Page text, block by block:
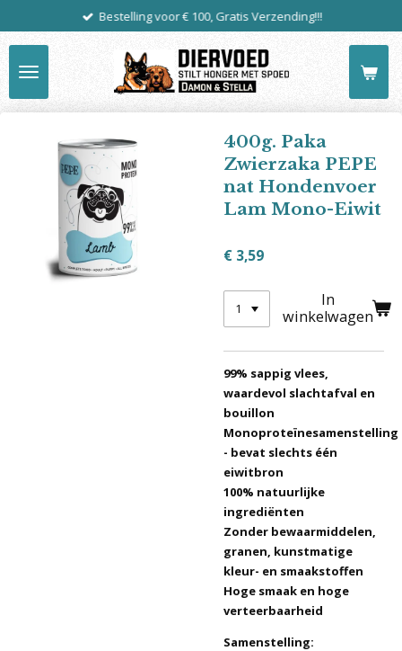
de
hoofdinhoud
Bestelling voor € 100, Gratis Verzending!!!
400g. Paka
Zwierzaka PEPE
nat Hondenvoer
Lam Mono-Eiwit
€ 3,59
In
winkelwagen
99% sappig vlees,
waardevol slachtafval en
bouillon
Monoproteïnesamenstelling
- bevat slechts één
eiwitbron
100% natuurlijke
ingrediënten
Zonder bewaarmiddelen,
granen, kunstmatige
kleur- en smaakstoffen
Hoge smaak en hoge
verteerbaarheid
Samenstelling: